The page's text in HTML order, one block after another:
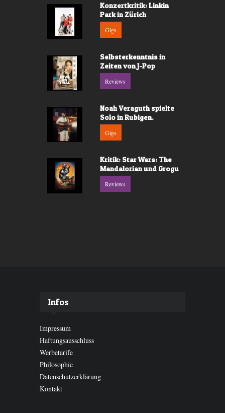
Konzertkritik: Linkin
Park in Zürich
Gigs
Selbsterkenntnis in
Zeiten von J-Pop
Reviews
Noah Veraguth spielte
Solo in Rubigen.
Gigs
Kritik: Star Wars: The
Mandalorian und Grogu
Reviews
Infos
Impressum
Haftungsausschluss
Werbetarife
Philosophie
Datenschutzerklärung
Kontakt